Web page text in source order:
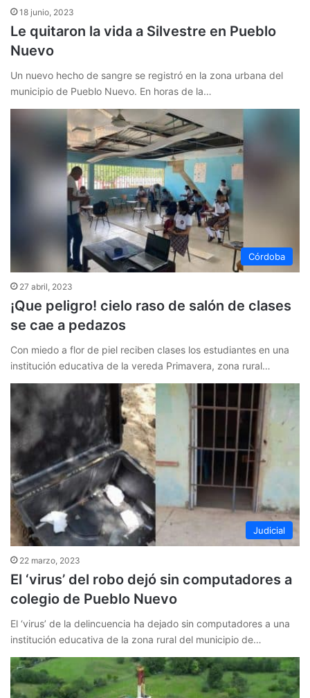
18 junio, 2023
Le quitaron la vida a Silvestre en Pueblo
Nuevo
Un nuevo hecho de sangre se registró en la zona urbana del
municipio de Pueblo Nuevo. En horas de la…
Córdoba
27 abril, 2023
¡Que peligro! cielo raso de salón de clases
se cae a pedazos
Con miedo a flor de piel reciben clases los estudiantes en una
institución educativa de la vereda Primavera, zona rural…
Judicial
22 marzo, 2023
El ‘virus’ del robo dejó sin computadores a
colegio de Pueblo Nuevo
El ‘virus’ de la delincuencia ha dejado sin computadores a una
institución educativa de la zona rural del municipio de…